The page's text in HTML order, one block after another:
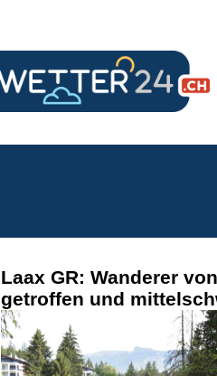
Laax GR: Wanderer
getroffen und